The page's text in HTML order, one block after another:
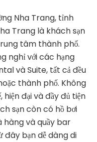
Nha Trang, tỉnh
Trang là khách sạn
tâm thành phố.
nghỉ với các hạng
và Suite, tất cả đều
thành phố. Không
đại và đầy đủ tiện
sạn còn có hồ bơi
hàng và quầy bar
đây bạn dễ dàng di